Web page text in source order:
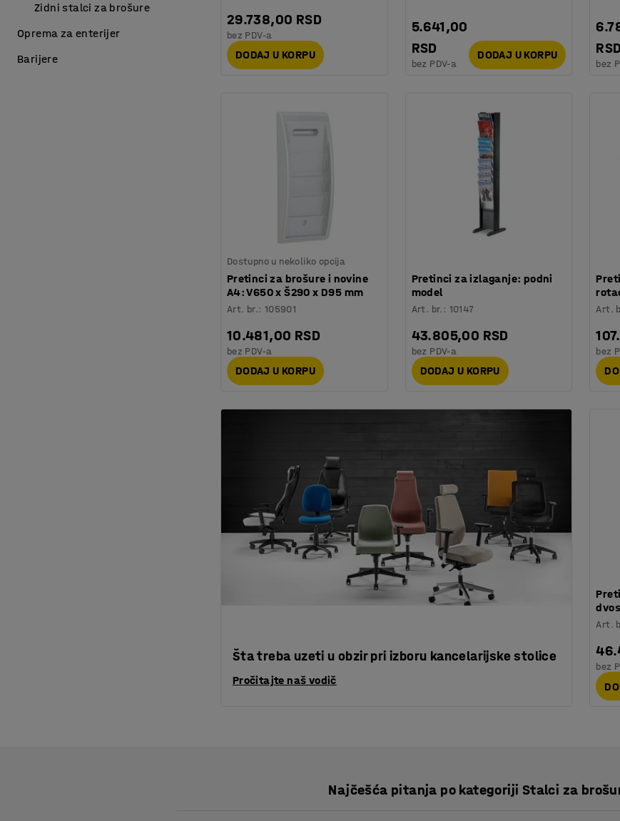
29.738,00 RSD
bez PDV-a
DODAJ U KORPU
5.641,00
RSD
bez PDV-a
DODAJ U KORPU
RSD
bez
Dostupno u nekoliko opcija
Pretinci za brošure i novine
A4: V650 x Š290 x D95 mm
Art. br.: 105901
10.481,00 RSD
bez PDV-a
DODAJ U KORPU
Pretinci za izlaganje: podni
model
Art. br. : 10147
43.805,00 RSD
bez PDV-a
DODAJ U KORPU
Art.
bez
Šta treba uzeti u obzir pri izboru kancelarijske stolice
Pročitajte naš vodič
Art.
bez
Zidni stalci za brošure
Oprema za enterijer
Barijere
Najčešća pitanja po kategoriji Stalci za